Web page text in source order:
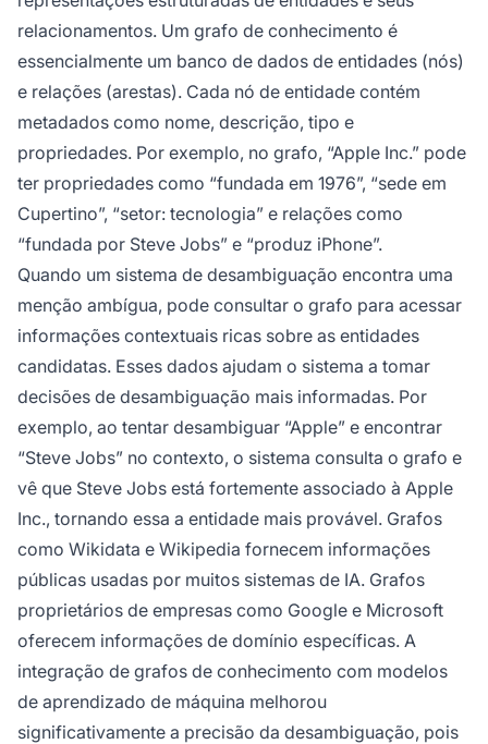
relacionamentos. Um grafo de conhecimento é
essencialmente um banco de dados de entidades (nós)
e relações (arestas). Cada nó de entidade contém
metadados como nome, descrição, tipo e
propriedades. Por exemplo, no grafo, “Apple Inc.” pode
ter propriedades como “fundada em 1976”, “sede em
Cupertino”, “setor: tecnologia” e relações como
“fundada por Steve Jobs” e “produz iPhone”.
Quando um sistema de desambiguação encontra uma
menção ambígua, pode consultar o grafo para acessar
informações contextuais ricas sobre as entidades
candidatas. Esses dados ajudam o sistema a tomar
decisões de desambiguação mais informadas. Por
exemplo, ao tentar desambiguar “Apple” e encontrar
“Steve Jobs” no contexto, o sistema consulta o grafo e
vê que Steve Jobs está fortemente associado à Apple
Inc., tornando essa a entidade mais provável. Grafos
como Wikidata e Wikipedia fornecem informações
públicas usadas por muitos sistemas de IA. Grafos
proprietários de empresas como Google e Microsoft
oferecem informações de domínio específicas. A
integração de grafos de conhecimento com modelos
de aprendizado de máquina melhorou
significativamente a precisão da desambiguação, pois